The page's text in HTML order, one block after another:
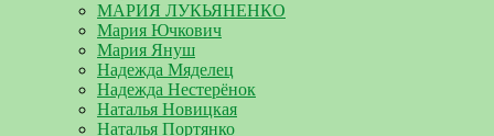
МАРИЯ ЛУКЬЯНЕНКО
Мария Ючкович
Мария Януш
Надежда Мяделец
Надежда Нестерёнок
Наталья Новицкая
Наталья Портянко